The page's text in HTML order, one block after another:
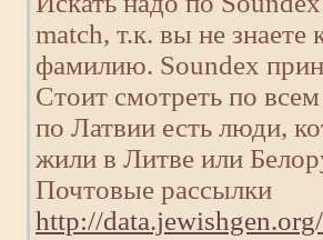
match, т.к. вы не знаете
фамилию. Soundex
Стоит смотреть по
по Латвии есть люди,
жили в Литве или
Почтовые рассылки
http://